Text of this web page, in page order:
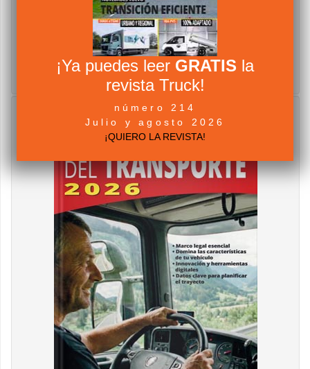
¡Ya puedes leer GRATIS la
revista Truck!
número 214
Julio y agosto 2026
¡QUIERO LA REVISTA!